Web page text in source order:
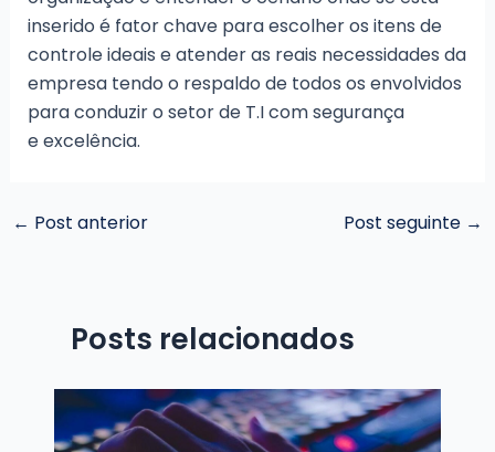
inserido é fator chave para escolher os itens de
controle ideais e atender as reais necessidades da
empresa tendo o respaldo de todos os envolvidos
para conduzir o setor de T.I com segurança
e excelência.
Post
← Post anterior Post seguinte →
Posts relacionados